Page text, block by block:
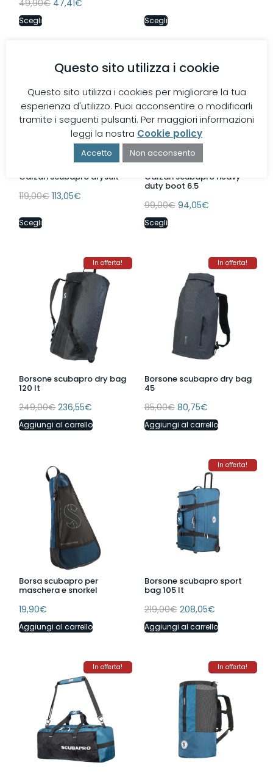
49,90€ 47,41€
Scegli Scegli
In offerta!
Calzari scubapro drysuit
119,00€ 113,05€
Scegli
Calzari scubapro heavy
duty boot 6.5
99,00€ 94,05€
Scegli
In offerta!
Borsone scubapro dry bag
120 lt
249,00€ 236,55€
Aggiungi al carrello
In offerta!
Borsone scubapro dry bag
45
85,00€ 80,75€
Aggiungi al carrello
Borsa scubapro per
maschera e snorkel
19,90€
Aggiungi al carrello
In offerta!
Borsone scubapro sport
bag 105 lt
219,00€ 208,05€
Aggiungi al carrello
In offerta! In offerta!
Questo sito utilizza i cookie
Questo sito utilizza i cookies per migliorare la tua
esperienza d'utilizzo. Puoi acconsentire o modificarli
tramite i seguenti pulsanti. Per maggiori informazioni
leggi la nostra Cookie policy
Accetto Non acconsento